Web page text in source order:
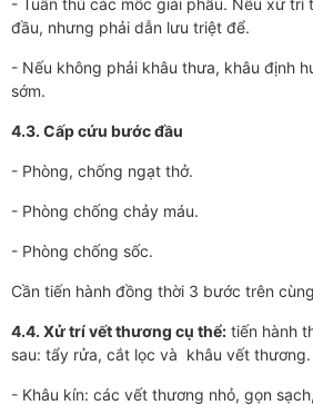
- Tuân thủ các mốc giải phẫu. Nếu xử trí
đầu, nhưng phải dẫn lưu triệt để.
- Nếu không phải khâu thưa, khâu định
sớm.
4.3. Cấp cứu bước đầu
- Phòng, chống ngạt thở.
- Phòng chống chảy máu.
- Phòng chống sốc.
Cần tiến hành đồng thời 3 bước trên
4.4. Xử trí vết thương cụ thể: tiến hành
sau: tẩy rửa, cắt lọc và khâu vết thương.
- Khâu kín: các vết thương nhỏ, gọn